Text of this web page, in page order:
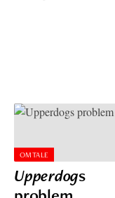
OMTALE
Upperdogs